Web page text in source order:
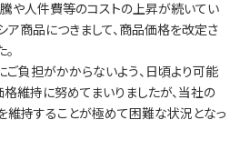
や人件費等のコストの上昇が続いてい
ア商品につきまして、商品価格を改定さ
ご負担がかからないよう、日頃より可能
維持に努めてまいりましたが、当社の
持することが極めて困難な状況となっ